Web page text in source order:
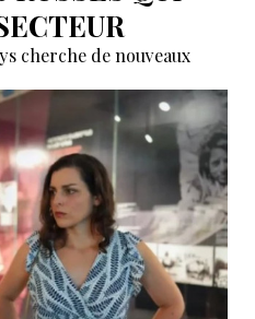
cherche de nouveaux